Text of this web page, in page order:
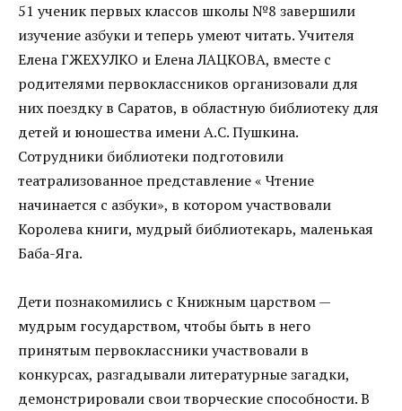
51 ученик первых классов школы №8 завершили
изучение азбуки и теперь умеют читать. Учителя
Елена ГЖЕХУЛКО и Елена ЛАЦКОВА, вместе с
родителями первоклассников организовали для
них поездку в Саратов, в областную библиотеку для
детей и юношества имени А.С. Пушкина.
Сотрудники библиотеки подготовили
театрализованное представление « Чтение
начинается с азбуки», в котором участвовали
Королева книги, мудрый библиотекарь, маленькая
Баба-Яга.
Дети познакомились с Книжным царством —
мудрым государством, чтобы быть в него
принятым первоклассники участвовали в
конкурсах, разгадывали литературные загадки,
демонстрировали свои творческие способности. В